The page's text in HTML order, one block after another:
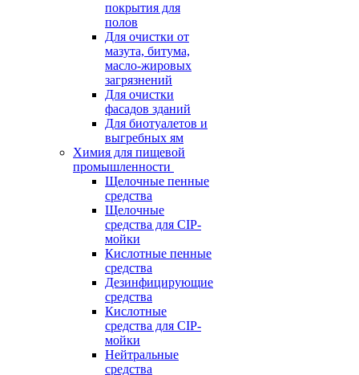
покрытия для
полов
Для очистки от
мазута, битума,
масло-жировых
загрязнений
Для очистки
фасадов зданий
Для биотуалетов и
выгребных ям
Химия для пищевой
промышленности
Щелочные пенные
средства
Щелочные
средства для CIP-
мойки
Кислотные пенные
средства
Дезинфицирующие
средства
Кислотные
средства для CIP-
мойки
Нейтральные
средства